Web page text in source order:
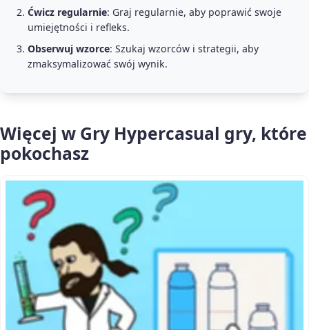
Ćwicz regularnie: Graj regularnie, aby poprawić swoje
umiejętności i refleks.
Obserwuj wzorce: Szukaj wzorców i strategii, aby
zmaksymalizować swój wynik.
Więcej w Gry Hypercasual gry, które
pokochasz